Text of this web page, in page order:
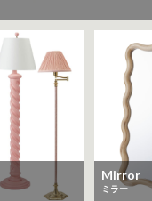
Mirror
ミラー